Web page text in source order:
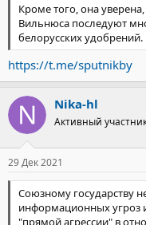
Кроме того, она
Вильнюса последуют
белорусских удобрений.
https://t.me/sputnikby
Nika-hl
Активный
29 Дек 2021
Союзному государству
информационных угроз
"прямой агрессии" в